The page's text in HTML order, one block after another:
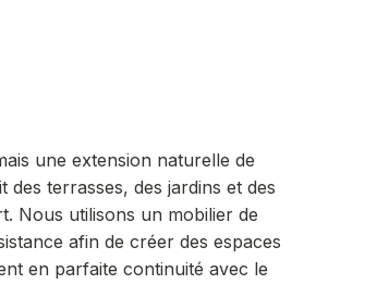
une extension naturelle de
des terrasses, des jardins et des
Nous utilisons un mobilier de
afin de créer des espaces
en parfaite continuité avec le